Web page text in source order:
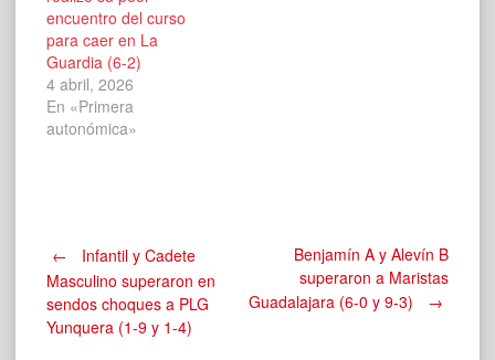
encuentro del curso
para caer en La
Guardia (6-2)
4 abril, 2026
En «Primera
autonómica»
Navegación
de
←
Infantil y Cadete
Masculino superaron en
sendos choques a PLG
Yunquera (1-9 y 1-4)
Benjamín A y Alevín B
superaron a Maristas
Guadalajara (6-0 y 9-3)
→